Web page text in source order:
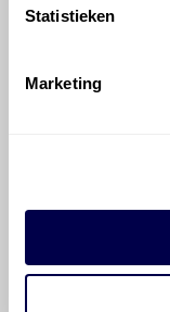
Statistieken
Marketing
de